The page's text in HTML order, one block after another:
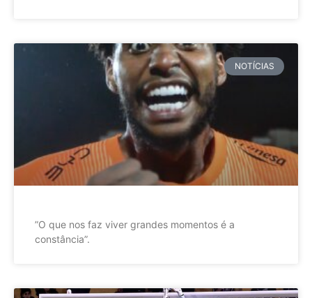
NOTÍCIAS
”O que nos faz viver grandes momentos é a
constância”.